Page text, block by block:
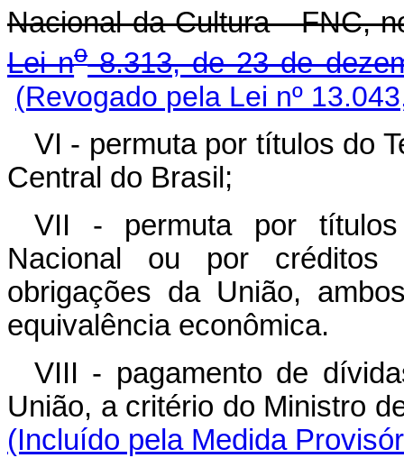
Nacional da Cultura - FNC,
Lei no8.313, de 23 de
(Revogado pela Lei nº
VI - permuta por títulos do
Central do Brasil;
VII - permuta por títulos
Nacional ou por créditos
obrigações da União,
equivalência econômica.
VIII - pagamento de
União, a critério do
(Incluído pela Medida